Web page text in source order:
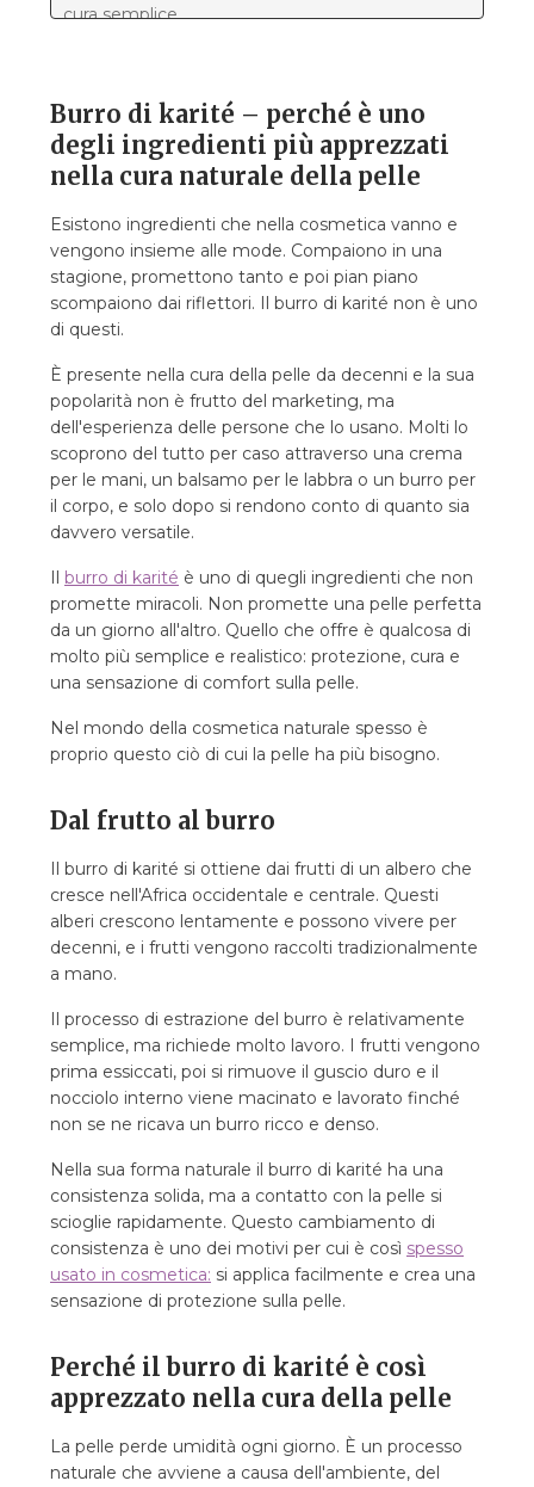
cura semplice
Burro di karité – perché è uno
degli ingredienti più apprezzati
nella cura naturale della pelle
Esistono ingredienti che nella cosmetica vanno e
vengono insieme alle mode. Compaiono in una
stagione, promettono tanto e poi pian piano
scompaiono dai riflettori. Il burro di karité non è uno
di questi.
È presente nella cura della pelle da decenni e la sua
popolarità non è frutto del marketing, ma
dell'esperienza delle persone che lo usano. Molti lo
scoprono del tutto per caso attraverso una crema
per le mani, un balsamo per le labbra o un burro per
il corpo, e solo dopo si rendono conto di quanto sia
davvero versatile.
Il burro di karité è uno di quegli ingredienti che non
promette miracoli. Non promette una pelle perfetta
da un giorno all'altro. Quello che offre è qualcosa di
molto più semplice e realistico: protezione, cura e
una sensazione di comfort sulla pelle.
Nel mondo della cosmetica naturale spesso è
proprio questo ciò di cui la pelle ha più bisogno.
Dal frutto al burro
Il burro di karité si ottiene dai frutti di un albero che
cresce nell'Africa occidentale e centrale. Questi
alberi crescono lentamente e possono vivere per
decenni, e i frutti vengono raccolti tradizionalmente
a mano.
Il processo di estrazione del burro è relativamente
semplice, ma richiede molto lavoro. I frutti vengono
prima essiccati, poi si rimuove il guscio duro e il
nocciolo interno viene macinato e lavorato finché
non se ne ricava un burro ricco e denso.
Nella sua forma naturale il burro di karité ha una
consistenza solida, ma a contatto con la pelle si
scioglie rapidamente. Questo cambiamento di
consistenza è uno dei motivi per cui è così spesso
usato in cosmetica: si applica facilmente e crea una
sensazione di protezione sulla pelle.
Perché il burro di karité è così
apprezzato nella cura della pelle
La pelle perde umidità ogni giorno. È un processo
naturale che avviene a causa dell'ambiente, del